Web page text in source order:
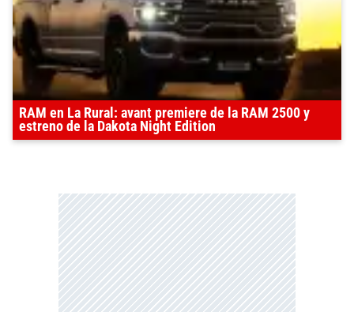
RAM en La Rural: avant premiere de la RAM 2500 y
estreno de la Dakota Night Edition